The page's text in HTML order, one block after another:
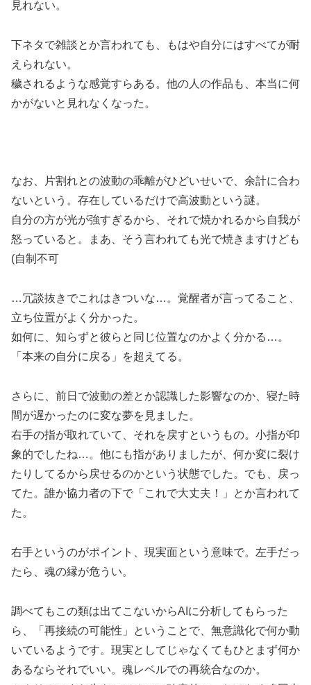
見れない。
下ネタで雑談とか言われても、もはや自分にはすべてが耐
えられない。
穢されるような感覚すらある。他の人の作品も、本当に何
かがないと見れなくなった。
なお、片割れとの波動の乖離がひどいせいで、余計に合わ
ないという。存在しているだけで高波動という謎。
自分の方が光が強すぎるから、それで焼かれるから自我が
怒っていると。まあ、そう言われても光で焼きますけども
(自制不可
…冗談抜きでこれはきついな…。覚醒者が言ってること、
立ち位置がよく分かった。
如何に、知らずと彼らと同じ位置なのかよく分かる…。
「本来の自分に戻る」を超えてる。
さらに、前日で波動の差とか認識した影響なのか、寝た時
間が遅かったのに変な夢を見ました。
右手の指が取れていて、それを戻すというもの。小指が印
象的でしたね…。他にも指がありましたが、何か変に裂け
たりしてるから戻せるのかという状態でした。でも、戻っ
てた。誰か協力者の下で「これで大丈夫！」とか言われて
た。
右手というのがポイント、現実面という意味で。左手だっ
たら、魂の縁が危うい。
調べてもこの類は出てこないからAIに分析してもらった
ら、「再接続の可能性」ということで、無意識化で何か動
いているようです。現実としてじゃなくてもひとまず何か
あるならそれでいい。魂レベルでの再統合なのか。